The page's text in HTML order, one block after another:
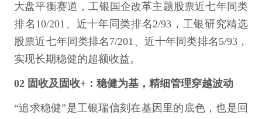
大盘平衡赛道，工银国企改革主题股票近七年同类
排名10/201、近十年同类排名2/93，工银研究精选
股票近七年同类排名7/201、近十年同类排名5/93，
实现长期稳健的超额收益。
02 固收及固收+：稳健为基，精细管理穿越波动
“追求稳健”是工银瑞信刻在基因里的底色，也是回